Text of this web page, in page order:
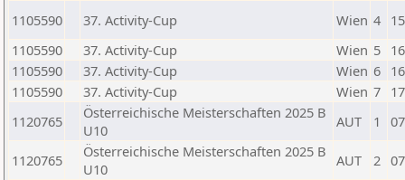
1105590
37. Activity-Cup Wien 4
1105590
37. Activity-Cup Wien 5
1105590
37. Activity-Cup Wien 6
1105590
37. Activity-Cup Wien 7
1120765
Österreichische Meisterschaften 2025 B
U10
AUT 1
1120765
Österreichische Meisterschaften 2025 B
U10
AUT 2